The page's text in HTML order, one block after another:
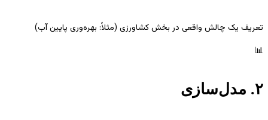
تعریف یک چالش واقعی در بخش کشاورزی (مثلاً: بهره‌وری پایین آب)
📊
۲. مدل‌سازی